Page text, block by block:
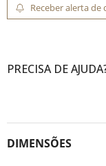
Receber alerta de
PRECISA DE
DIMENSÕES